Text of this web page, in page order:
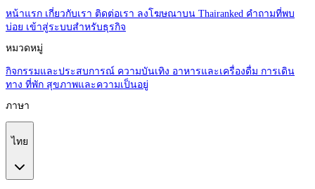
หน้าแรก เกี่ยวกับเรา ติดต่อเรา ลงโฆษณาบน Thairanked คำถามที่พบ
บ่อย เข้าสู่ระบบสำหรับธุรกิจ
หมวดหมู่
กิจกรรมและประสบการณ์ ความบันเทิง อาหารและเครื่องดื่ม การเดิน
ทาง ที่พัก สุขภาพและความเป็นอยู่
ภาษา
ไทย